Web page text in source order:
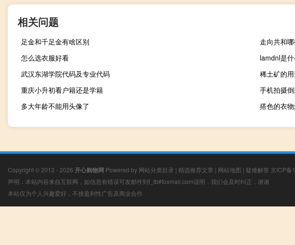
相关问题
足金和千足金有啥区别
走向共和
怎么选衣服好看
lamdnl是
武汉东湖学院代码及专业代码
稀土矿的
重庆小升初看户籍还是学籍
手机拍摄
多大年龄不能用头像了
搭色的衣
Copyright © 2012 - 2026 开心购物网 Powered by 网站分类目录 | 精选推荐文章 | 网站地图 | 疑难解答 京ICP备
声明：本站内容来自互联网，如信息有错误可发邮件到f_fb#foxmail.com说明，我们会及时纠正，谢谢
本站仅为个人兴趣爱好，不接盈利性广告及商业合作